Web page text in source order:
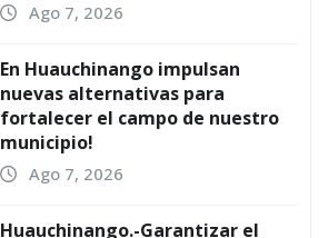
Ago 7, 2026
En Huauchinango impulsan
nuevas alternativas para
fortalecer el campo de nuestro
municipio!
Ago 7, 2026
Huauchinango.-Garantizar el